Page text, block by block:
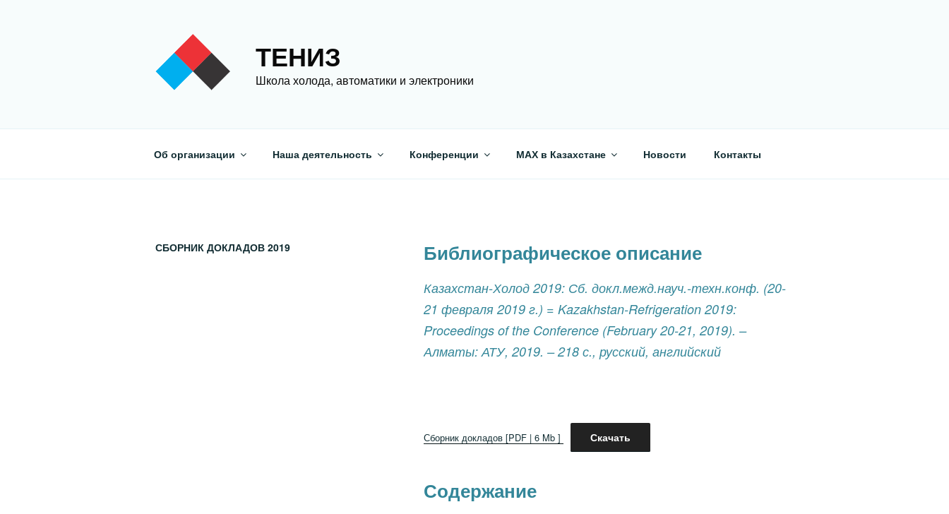
ТЕНИЗ
Школа холода, автоматики и электроники
Об организации Наша деятельность Конференции МАХ в Казахстане Новости Контакты
СБОРНИК ДОКЛАДОВ 2019 Библиографическое описание
Казахстан-Холод 2019: Сб. докл.межд.науч.-техн.конф. (20-
21 февраля 2019 г.) = Kazakhstan-Refrigeration 2019:
Proceedings of the Conference (February 20-21, 2019). –
Алматы: АТУ, 2019. – 218 с., русский, английский
Сборник докладов [PDF | 6 Mb ] Скачать
Содержание